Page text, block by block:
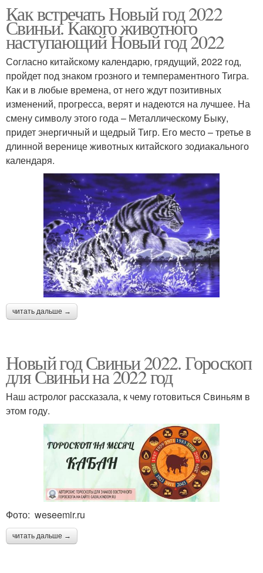
Как встречать Новый год 2022
Свиньи. Какого животного
наступающий Новый год 2022
Согласно китайскому календарю, грядущий, 2022 год,
пройдет под знаком грозного и темпераментного Тигра.
Как и в любые времена, от него ждут позитивных
изменений, прогресса, верят и надеются на лучшее. На
смену символу этого года – Металлическому Быку,
придет энергичный и щедрый Тигр. Его место – третье в
длинной веренице животных китайского зодиакального
календаря.
читать дальше →
Новый год Свиньи 2022. Гороскоп
для Свиньи на 2022 год
Наш астролог рассказала, к чему готовиться Свиньям в
этом году.
Фото: weseemir.ru
читать дальше →